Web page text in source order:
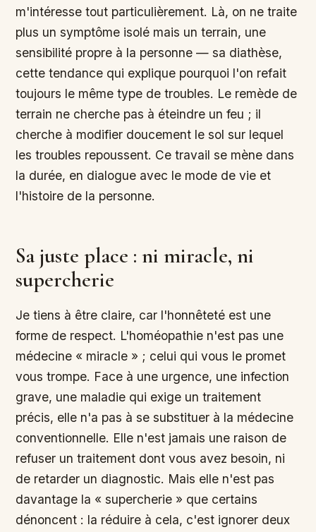
m'intéresse tout particulièrement. Là, on ne traite
plus un symptôme isolé mais un terrain, une
sensibilité propre à la personne — sa diathèse,
cette tendance qui explique pourquoi l'on refait
toujours le même type de troubles. Le remède de
terrain ne cherche pas à éteindre un feu ; il
cherche à modifier doucement le sol sur lequel
les troubles repoussent. Ce travail se mène dans
la durée, en dialogue avec le mode de vie et
l'histoire de la personne.
Sa juste place : ni miracle, ni
supercherie
Je tiens à être claire, car l'honnêteté est une
forme de respect. L'homéopathie n'est pas une
médecine « miracle » ; celui qui vous le promet
vous trompe. Face à une urgence, une infection
grave, une maladie qui exige un traitement
précis, elle n'a pas à se substituer à la médecine
conventionnelle. Elle n'est jamais une raison de
refuser un traitement dont vous avez besoin, ni
de retarder un diagnostic. Mais elle n'est pas
davantage la « supercherie » que certains
dénoncent : la réduire à cela, c'est ignorer deux